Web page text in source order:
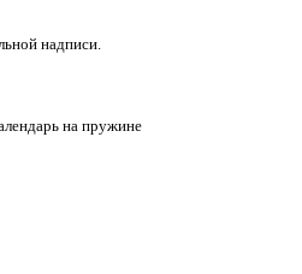
надписи.
на пружине